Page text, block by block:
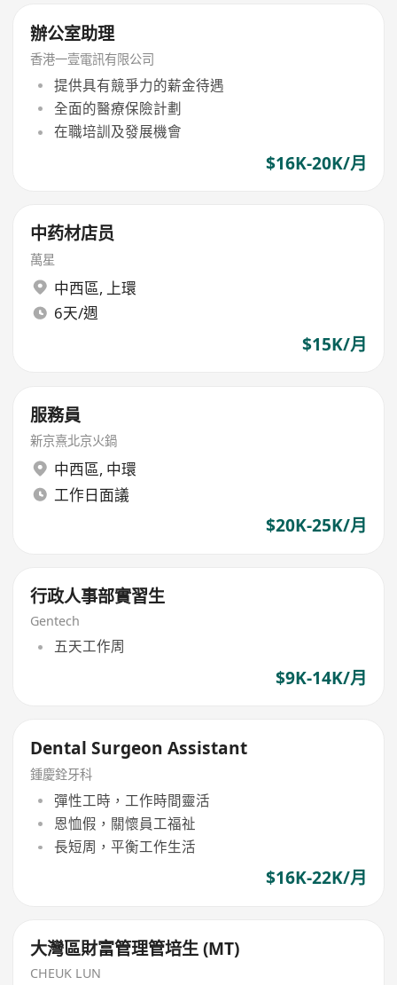
辦公室助理
香港一壹電訊有限公司
提供具有競爭力的薪金待遇
全面的醫療保險計劃
在職培訓及發展機會
$16K-20K/月
中药材店员
萬星
中西區, 上環
6天/週
$15K/月
服務員
新京熹北京火鍋
中西區, 中環
工作日面議
$20K-25K/月
行政人事部實習生
Gentech
五天工作周
$9K-14K/月
Dental Surgeon Assistant
鍾慶銓牙科
彈性工時，工作時間靈活
恩恤假，關懷員工福祉
長短周，平衡工作生活
$16K-22K/月
大灣區財富管理管培生 (MT)
CHEUK LUN